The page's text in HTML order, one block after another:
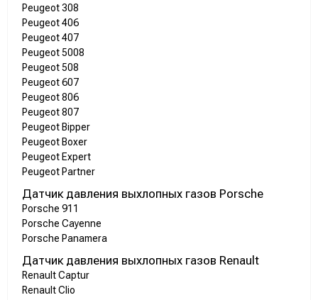
Peugeot 308
Peugeot 406
Peugeot 407
Peugeot 5008
Peugeot 508
Peugeot 607
Peugeot 806
Peugeot 807
Peugeot Bipper
Peugeot Boxer
Peugeot Expert
Peugeot Partner
Датчик давления выхлопных газов Porsche
Porsche 911
Porsche Cayenne
Porsche Panamera
Датчик давления выхлопных газов Renault
Renault Captur
Renault Clio